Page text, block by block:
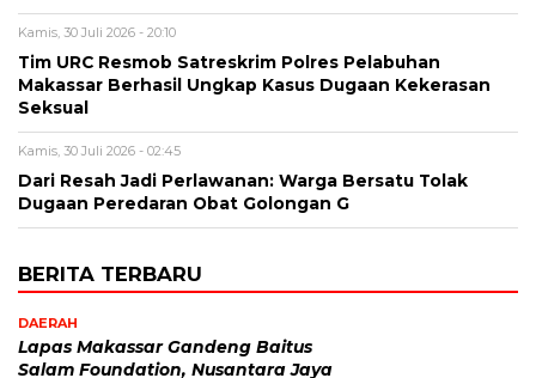
Kamis, 30 Juli 2026 - 20:10
Tim URC Resmob Satreskrim Polres Pelabuhan
Makassar Berhasil Ungkap Kasus Dugaan Kekerasan
Seksual
Kamis, 30 Juli 2026 - 02:45
Dari Resah Jadi Perlawanan: Warga Bersatu Tolak
Dugaan Peredaran Obat Golongan G
BERITA TERBARU
DAERAH
Lapas Makassar Gandeng Baitus
Salam Foundation, Nusantara Jaya